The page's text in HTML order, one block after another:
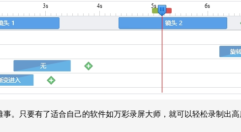
事。只要有了适合自己的软件如万彩录屏大师，就可以轻松录制出高